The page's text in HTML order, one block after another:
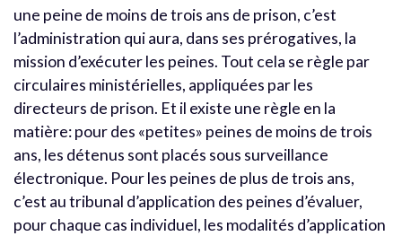
une peine de moins de trois ans de prison, c’est
l’administration qui aura, dans ses prérogatives, la
mission d’exécuter les peines. Tout cela se règle par
circulaires ministérielles, appliquées par les
directeurs de prison. Et il existe une règle en la
matière: pour des «petites» peines de moins de trois
ans, les détenus sont placés sous surveillance
électronique. Pour les peines de plus de trois ans,
c’est au tribunal d’application des peines d’évaluer,
pour chaque cas individuel, les modalités d’application